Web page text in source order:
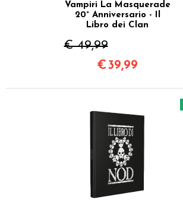
Vampiri La Masquerade
20° Anniversario - Il
Libro dei Clan
€ 49,99
€39,99